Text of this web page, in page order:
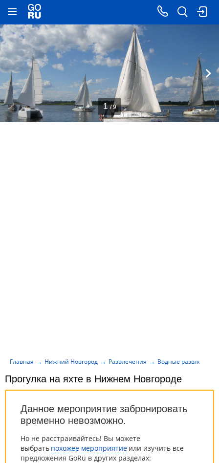
Данное мероприятие забронировать
временно невозможно.
Но не расстраивайтесь! Вы можете
выбрать похожее мероприятие или изучить все
предложения GoRu в других разделах:
Прогулка на яхте в Нижнем Новгороде
Главная Нижний Новгород Развлечения Водные развлечения
1 / 9